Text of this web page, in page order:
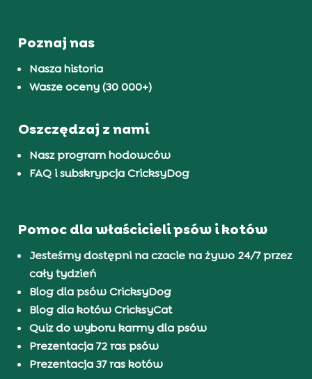
Poznaj nas
Nasza historia
Wasze oceny (30 000+)
Oszczędzaj z nami
Nasz program hodowców
FAQ i subskrypcja CricksyDog
Pomoc dla właścicieli psów i kotów
Jesteśmy dostępni na czacie na żywo 24/7 przez
cały tydzień
Blog dla psów CricksyDog
Blog dla kotów CricksyCat
Quiz do wyboru karmy dla psów
Prezentacja 72 ras psów
Prezentacja 37 ras kotów